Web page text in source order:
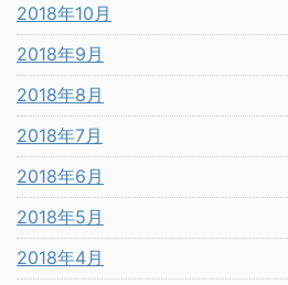
2018年10月
2018年9月
2018年8月
2018年7月
2018年6月
2018年5月
2018年4月